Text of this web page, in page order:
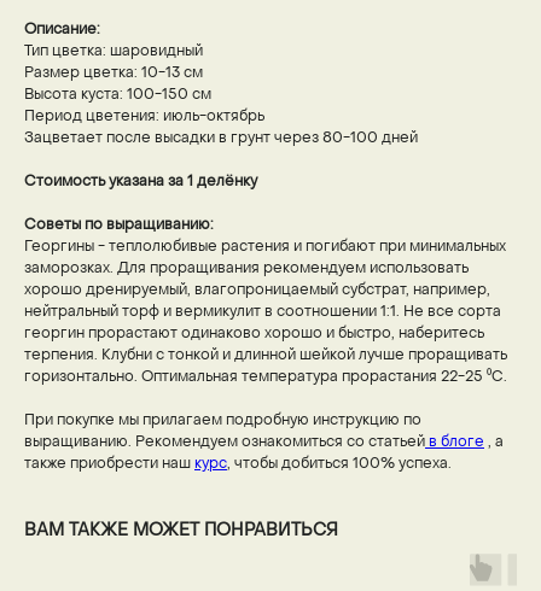
Описание:
Тип цветка: шаровидный
Размер цветка: 10-13 см
Высота куста: 100-150 см
Период цветения: июль-октябрь
Зацветает после высадки в грунт через 80-100 дней
Стоимость указана за 1 делёнку
Советы по выращиванию:
Георгины - теплолюбивые растения и погибают при минимальных
заморозках. Для проращивания рекомендуем использовать
хорошо дренируемый, влагопроницаемый субстрат, например,
нейтральный торф и вермикулит в соотношении 1:1. Не все сорта
георгин прорастают одинаково хорошо и быстро, наберитесь
терпения. Клубни с тонкой и длинной шейкой лучше проращивать
горизонтально. Оптимальная температура прорастания 22-25 ⁰С.
При покупке мы прилагаем подробную инструкцию по
выращиванию. Рекомендуем ознакомиться со статьей в блоге , а
также приобрести наш курс, чтобы добиться 100% успеха.
ВАМ ТАКЖЕ МОЖЕТ ПОНРАВИТЬСЯ